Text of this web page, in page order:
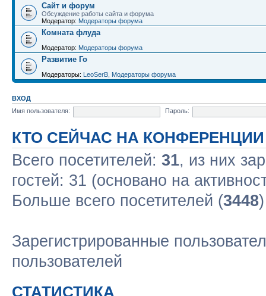
Сайт и форум
Обсуждение работы сайта и форума
Модератор: Модераторы форума
Комната флуда
Модератор: Модераторы форума
Развитие Го
Модераторы: LeoSerB Модераторы форума
ВХОД
Имя пользователя:
Пароль:
КТО СЕЙЧАС НА КОНФЕРЕНЦИИ
Всего посетителей: 31, из них
гостей: 31 (основано на
Больше всего посетителей (3448
Зарегистрированные
пользователей
СТАТИСТИКА